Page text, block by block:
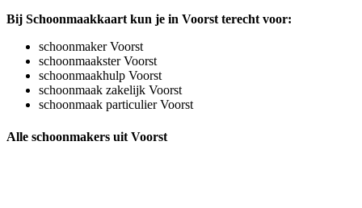
Bij Schoonmaakkaart kun je in Voorst terecht voor:
schoonmaker Voorst
schoonmaakster Voorst
schoonmaakhulp Voorst
schoonmaak zakelijk Voorst
schoonmaak particulier Voorst
Alle schoonmakers uit Voorst